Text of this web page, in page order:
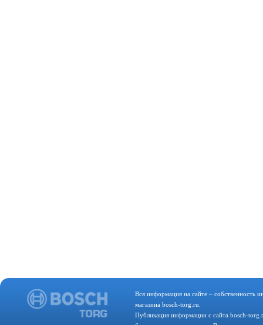
Вся информация на сайте – собственность
магазина bosch-torg.ru.
Публикация информации с сайта bosch-